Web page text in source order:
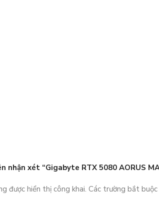
nhận xét “Gigabyte RTX 5080 AORUS
được hiển thị công khai. Các trường bắt buộc